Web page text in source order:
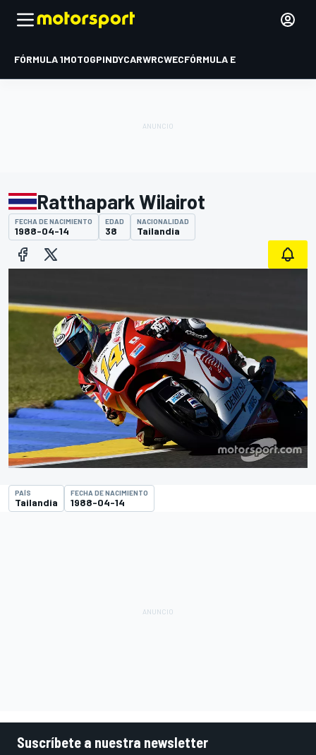
FÓRMULA 1MOTOGPINDYCARWRCWECFÓRMULA E
Ratthapark Wilairot
FECHA DE NACIMIENTO
1988-04-14
EDAD
38
NACIONALIDAD
Tailandia
PAÍS
Tailandia
FECHA DE NACIMIENTO
1988-04-14
Suscríbete a nuestra newsletter